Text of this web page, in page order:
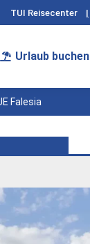
TUI Reisecenter |
Urlaub buchen
Falesia